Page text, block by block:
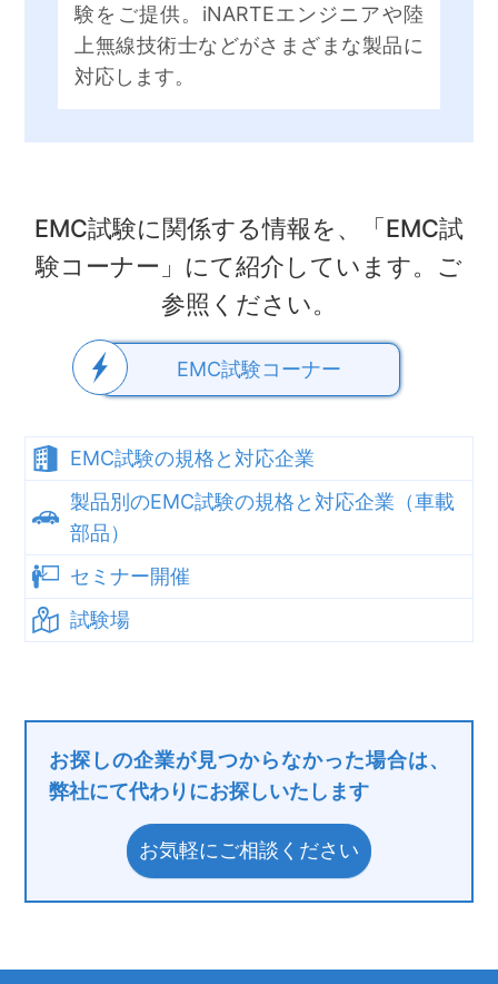
験をご提供。iNARTEエンジニアや陸
上無線技術士などがさまざまな製品に
対応します。
EMC試験に関係する情報を、「EMC試
験コーナー」にて紹介しています。ご
参照ください。
EMC試験コーナー
EMC試験の規格と対応企業
製品別のEMC試験の規格と対応企業（車載
部品）
セミナー開催
試験場
お探しの企業が見つからなかった場合は、
弊社にて代わりにお探しいたします
お気軽にご相談ください